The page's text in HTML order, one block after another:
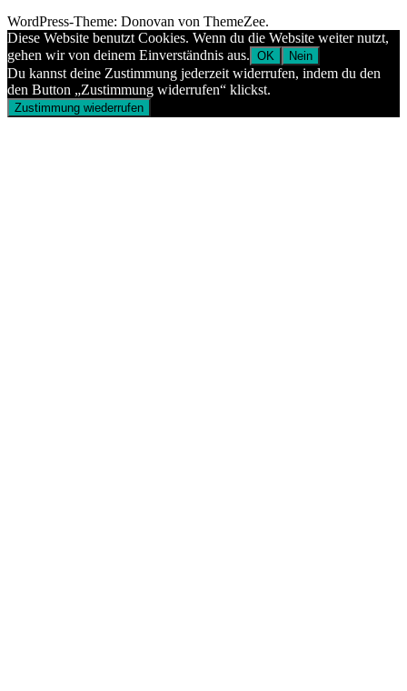
WordPress-Theme: Donovan von ThemeZee.
Diese Website benutzt Cookies. Wenn du die Website weiter nutzt,
gehen wir von deinem Einverständnis aus. OK Nein
Du kannst deine Zustimmung jederzeit widerrufen, indem du den
den Button „Zustimmung widerrufen“ klickst.
Zustimmung wiederrufen